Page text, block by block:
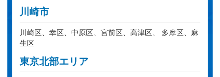
川崎市
川崎区、幸区、中原区、宮前区、高津区、 多摩区、麻
生区
東京北部エリア